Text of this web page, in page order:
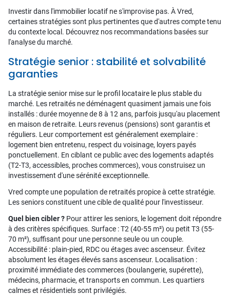
Investir dans l'immobilier locatif ne s'improvise pas. À Vred,
certaines stratégies sont plus pertinentes que d'autres compte tenu
du contexte local. Découvrez nos recommandations basées sur
l'analyse du marché.
Stratégie senior : stabilité et solvabilité
garanties
La stratégie senior mise sur le profil locataire le plus stable du
marché. Les retraités ne déménagent quasiment jamais une fois
installés : durée moyenne de 8 à 12 ans, parfois jusqu'au placement
en maison de retraite. Leurs revenus (pensions) sont garantis et
réguliers. Leur comportement est généralement exemplaire :
logement bien entretenu, respect du voisinage, loyers payés
ponctuellement. En ciblant ce public avec des logements adaptés
(T2-T3, accessibles, proches commerces), vous construisez un
investissement d'une sérénité exceptionnelle.
Vred compte une population de retraités propice à cette stratégie.
Les seniors constituent une cible de qualité pour l'investisseur.
Quel bien cibler ? Pour attirer les seniors, le logement doit répondre
à des critères spécifiques. Surface : T2 (40-55 m²) ou petit T3 (55-
70 m²), suffisant pour une personne seule ou un couple.
Accessibilité : plain-pied, RDC ou étages avec ascenseur. Évitez
absolument les étages élevés sans ascenseur. Localisation :
proximité immédiate des commerces (boulangerie, supérette),
médecins, pharmacie, et transports en commun. Les quartiers
calmes et résidentiels sont privilégiés.